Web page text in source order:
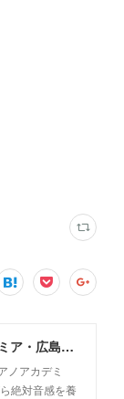
こだま美優希ピアノアカデミア・広島市中区
ノアカデミ
絶対音感を養